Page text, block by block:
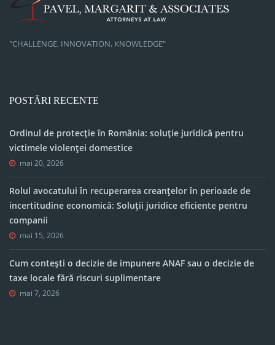
"CHALLENGE, INNOVATION, KNOWLEDGE"
POSTĂRI RECENTE
Ordinul de protecție în România: soluție juridică pentru
victimele violenței domestice
mai 20, 2026
Rolul avocatului în recuperarea creanțelor în perioade de
incertitudine economică: Soluții juridice eficiente pentru
companii
mai 15, 2026
Cum contești o decizie de impunere ANAF sau o decizie de
taxe locale fără riscuri suplimentare
mai 7, 2026